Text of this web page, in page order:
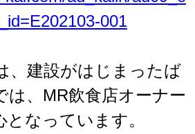
001
、建設がはじまったば
は、MR飲食店オーナー
なっています。